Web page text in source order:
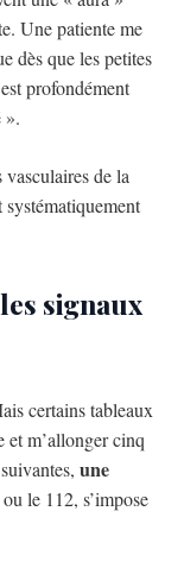
Une patiente me
dès que les petites
profondément
».
de la
signaux
certains tableaux
et m’allonger cinq
une
le 112, s’impose